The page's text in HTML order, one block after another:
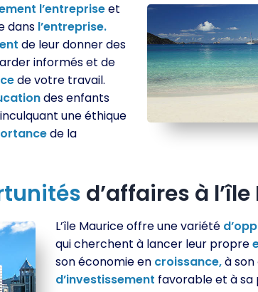
l’entrepriseet
dans l’entreprise.
de leur donner des
informés et de
de votre travail.
des enfants
une éthique
de la
d’affaires à
L’île Maurice offre une variété
qui cherchent à lancer leur propre
son économie en croissance,à
d’investissement favorable et à sa